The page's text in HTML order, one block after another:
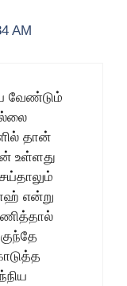
AM
வேண்டும்
தான்
உள்ளது
என்று